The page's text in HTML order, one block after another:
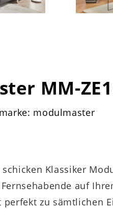
MM-
modulmaster
Klassiker
auf
perfekt zu sämtlichen